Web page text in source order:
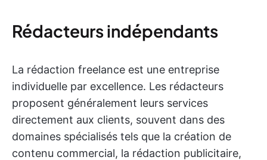
Rédacteurs indépendants
La rédaction freelance est une entreprise
individuelle par excellence. Les rédacteurs
proposent généralement leurs services
directement aux clients, souvent dans des
domaines spécialisés tels que la création de
contenu commercial, la rédaction publicitaire,